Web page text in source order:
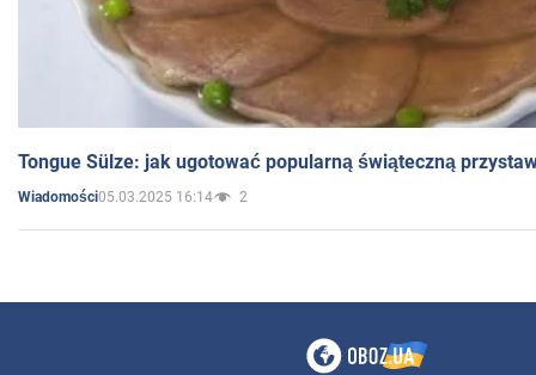
Tongue Sülze: jak ugotować popularną świąteczną
Wiadomości05.03.2025 16:14 2